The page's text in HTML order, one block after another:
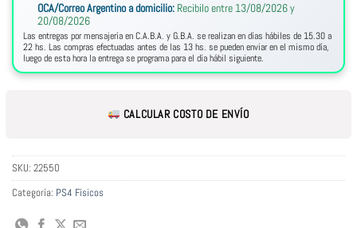
OCA/Correo Argentino a domicilio: Recibilo entre 13/08/2026 y
20/08/2026
Las entregas por mensajería en C.A.B.A. y G.B.A. se realizan en días hábiles de 15.30 a
22 hs. Las compras efectuadas antes de las 13 hs. se pueden enviar en el mismo día,
luego de esta hora la entrega se programa para el día hábil siguiente.
CALCULAR COSTO DE ENVÍO
SKU: 22550
Categoría: PS4 Físicos